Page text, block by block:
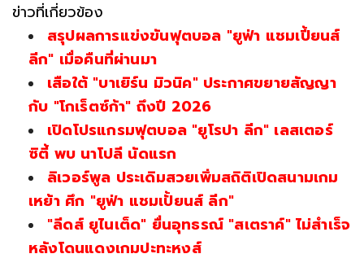
ข่าวที่เกี่ยวข้อง
สรุปผลการแข่งขันฟุตบอล "ยูฟ่า แชมเปี้ยนส์
ลีก" เมื่อคืนที่ผ่านมา
เสือใต้ "บาเยิร์น มิวนิค" ประกาศขยายสัญญา
กับ "โกเร็ตซ์ก้า" ถึงปี 2026
เปิดโปรแกรมฟุตบอล "ยูโรปา ลีก" เลสเตอร์
ซิตี้ พบ นาโปลี นัดแรก
ลิเวอร์พูล ประเดิมสวยเพิ่มสถิติเปิดสนามเกม
เหย้า ศึก "ยูฟ่า แชมเปั้ยนส์ ลีก"
"ลีดส์ ยูไนเต็ด" ยื่นอุทธรณ์ "สเตราค์" ไม่สำเร็จ
หลังโดนแดงเกมปะทะหงส์